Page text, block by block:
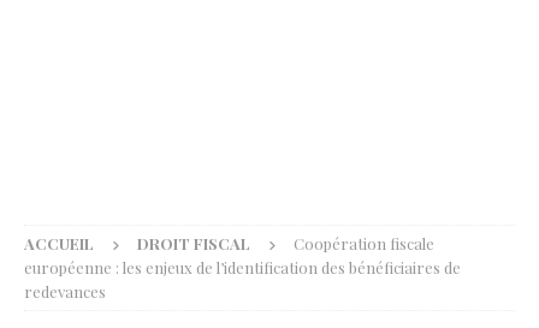
ACCUEIL DROIT FISCAL
Coopération fiscale
européenne : les enjeux de l’identification des bénéficiaires de
redevances